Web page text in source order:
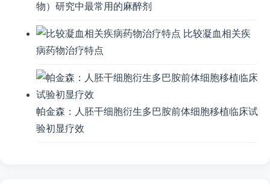
物）研究中最常用的麻醉剂
比较凝血相关疾
病药物治疗特点
帕金森：人胚干细胞衍生多巴胺前体细胞移植临床试
验初显疗效